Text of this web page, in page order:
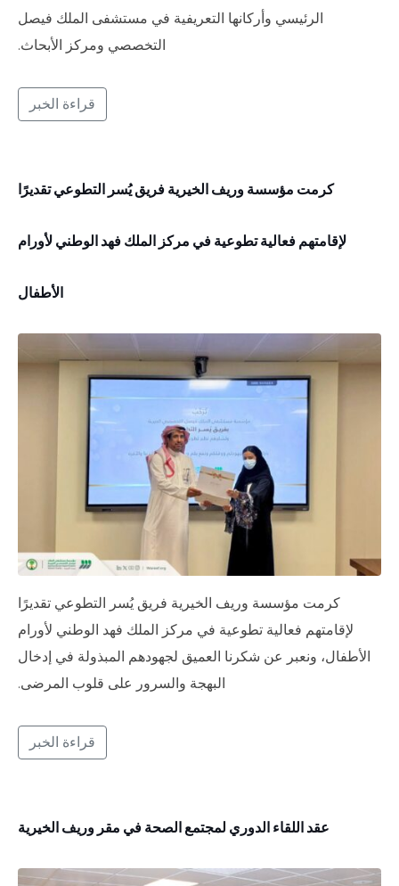
الرئيسي وأركانها التعريفية في مستشفى الملك فيصل
التخصصي ومركز الأبحاث.
قراءة الخبر
كرمت مؤسسة وريف الخيرية فريق يُسر التطوعي تقديرًا
لإقامتهم فعالية تطوعية في مركز الملك فهد الوطني لأورام
الأطفال
كرمت مؤسسة وريف الخيرية فريق يُسر التطوعي تقديرًا
لإقامتهم فعالية تطوعية في مركز الملك فهد الوطني لأورام
الأطفال، ونعبر عن شكرنا العميق لجهودهم المبذولة في إدخال
البهجة والسرور على قلوب المرضى.
قراءة الخبر
عقد اللقاء الدوري لمجتمع الصحة في مقر وريف الخيرية